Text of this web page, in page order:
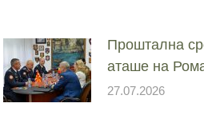
Проштална
аташе на
27.07.2026